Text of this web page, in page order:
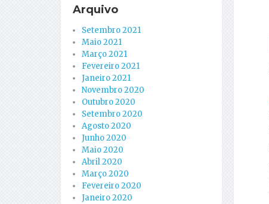
Arquivo
Setembro 2021
Maio 2021
Março 2021
Fevereiro 2021
Janeiro 2021
Novembro 2020
Outubro 2020
Setembro 2020
Agosto 2020
Junho 2020
Maio 2020
Abril 2020
Março 2020
Fevereiro 2020
Janeiro 2020